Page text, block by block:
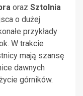
oraz Sztolnia
o dużej
przykłady
W trakcie
mają szansę
dawnych
górników.